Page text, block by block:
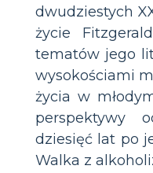
dwudziestych
życie
tematów jego
wysokościami
życia w
perspektywy
dziesięć lat po
Walka z